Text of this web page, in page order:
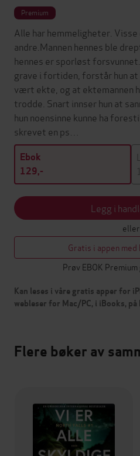
Premium
Alle har hemmeligheter.
andre.Mannen hennes ble
hennes er sporløst
grave i fortiden, forstår hun at
vært ekte, og at ektemannen
trodde. Snart innser hun at
hun noensinne kunne ha
skrevet en ps…
Ebok
129,-
Legg i
eller
Gratis i appen med
Prøv EBOK
Kan leses i våre gratis apper for
webleser for Mac/PC, i iBooks,
Flere bøker av